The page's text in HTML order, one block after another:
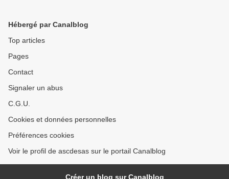
Hébergé par Canalblog
Top articles
Pages
Contact
Signaler un abus
C.G.U.
Cookies et données personnelles
Préférences cookies
Voir le profil de ascdesas sur le portail Canalblog
Créer un blog sur Canalblog